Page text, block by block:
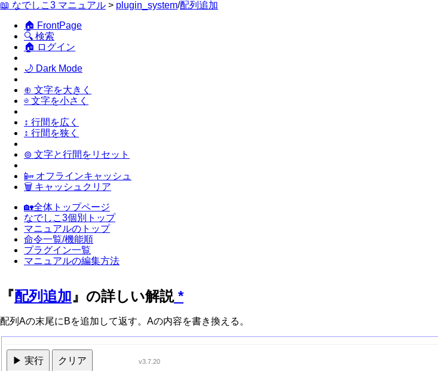
📖 なでしこ3 マニュアル > plugin_system/配列追加
🏠 FrontPage
🔍 検索
🏠 ログイン
🌙 Dark Mode
⊕ 文字を大きく
⊖ 文字を小さく
↕ 行間を広く
↕ 行間を狭く
⊚ 文字と行間をリセット
📴 オフラインキャッシュ
🗑 キャッシュクリア
🏡全体トップページ
なでしこ3個別トップ
マニュアルのトップ
命令一覧/機能順
プラグイン一覧
マニュアルの編集方法
『配列追加』の詳しい解説*
配列Aの末尾にBを追加して返す。Aの内容を書き換える。
▶ 実行 クリア v3.7.20